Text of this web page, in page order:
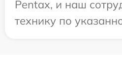
Pentax, и наш
технику по